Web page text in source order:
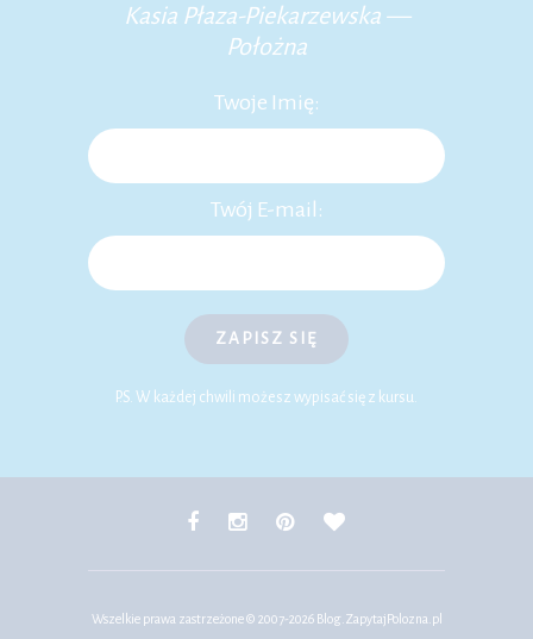
Kasia Płaza-Piekarzewska —
Położna
Twoje Imię:
Twój E-mail:
ZAPISZ SIĘ
P.S. W każdej chwili możesz wypisać się z kursu.
Wszelkie prawa zastrzeżone © 2007-2026 Blog.ZapytajPolozna.pl